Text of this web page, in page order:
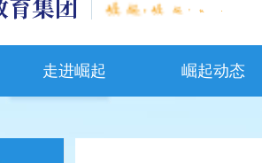
, ,
走进崛起 崛起动态